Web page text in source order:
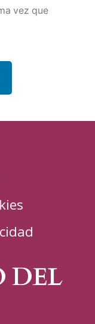
vez que
DEL